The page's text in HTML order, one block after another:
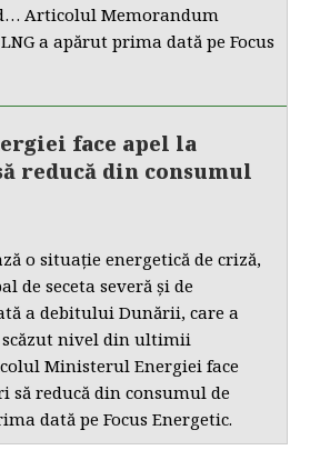
Articolul Memorandum
a apărut prima dată pe Focus
face apel la
reducă din consumul
o situație energetică de criză,
de seceta severă și de
a debitului Dunării, care a
nivel din ultimii
Ministerul Energiei face
să reducă din consumul de
dată pe Focus Energetic.